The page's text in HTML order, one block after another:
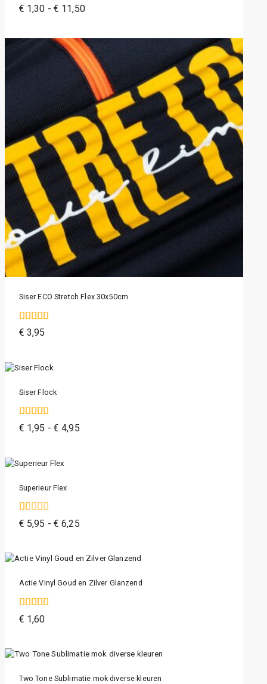
4.50
van de 5
€ 1,30 - € 11,50
Siser ECO Stretch Flex 30x50cm
5.00
van de 5
€ 3,95
Siser Flock
5.00
van de 5
€ 1,95 - € 4,95
Superieur Flex
1.00
van
€ 5,95 - € 6,25
Actie Vinyl Goud en Zilver Glanzend
5.00
van de 5
€ 1,60
Two Tone Sublimatie mok diverse kleuren